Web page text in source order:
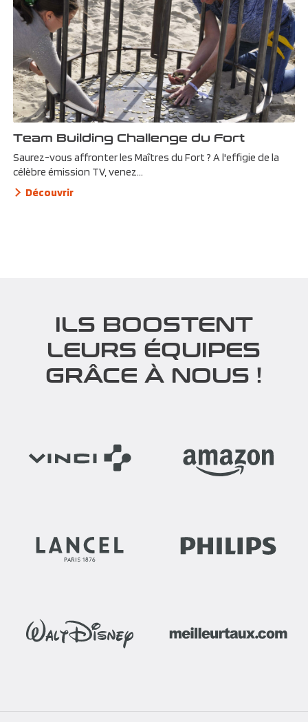
Team Building Challenge du Fort
Saurez-vous affronter les Maîtres du Fort ? A l'effigie de la
célèbre émission TV, venez...
Découvrir
ILS BOOSTENT
LEURS ÉQUIPES
GRÂCE À NOUS !